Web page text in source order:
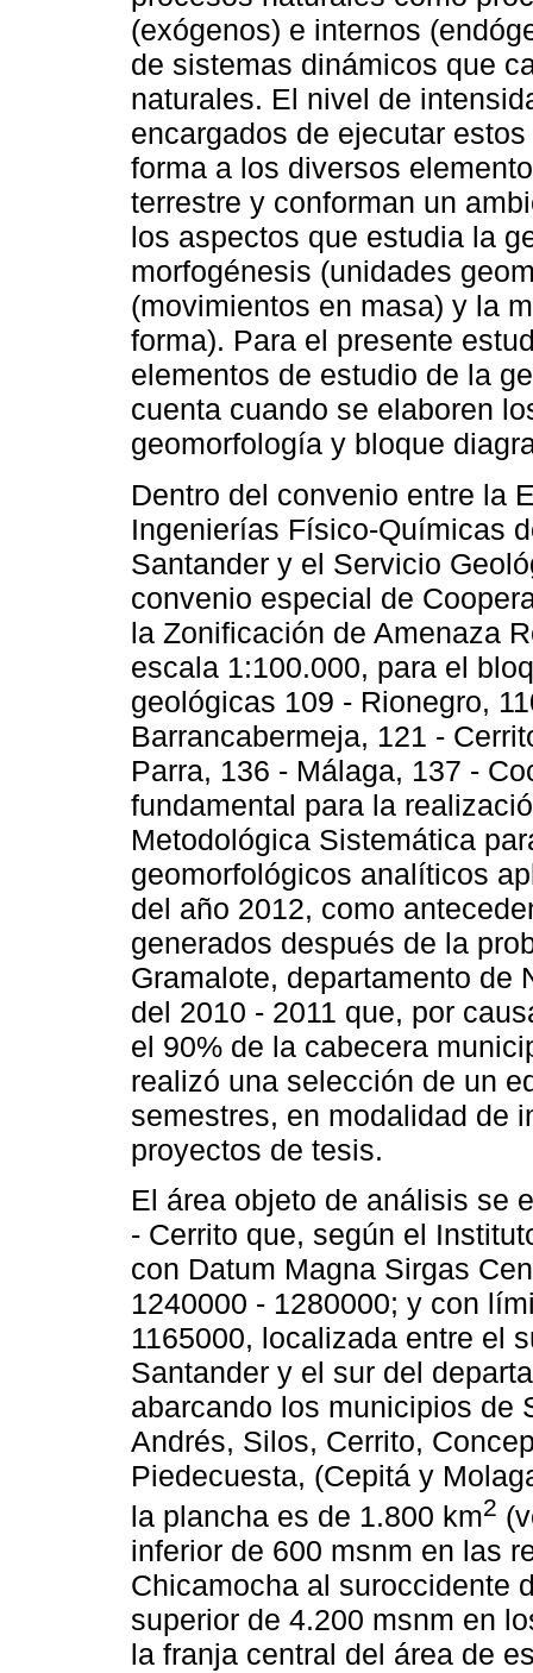
(exógenos) e internos
de sistemas dinámicos que
naturales. El nivel de
encargados de ejecutar
forma a los diversos
terrestre y conforman un
los aspectos que estudia la
morfogénesis (unidades
(movimientos en masa) y la
forma). Para el presente
elementos de estudio de la
cuenta cuando se elaboren
geomorfología y bloque
Dentro del convenio entre la
Ingenierías Físico-Químicas
Santander y el Servicio
convenio especial de
la Zonificación de Amenaza
escala 1:100.000, para el
geológicas 109 - Rionegro,
Barrancabermeja, 121 -
Parra, 136 - Málaga, 137 -
fundamental para la
Metodológica Sistemática
geomorfológicos analíticos
del año 2012, como
generados después de la
Gramalote, departamento de
del 2010 - 2011 que, por
el 90% de la cabecera
realizó una selección de un
semestres, en modalidad de
proyectos de tesis.
El área objeto de análisis se
- Cerrito que, según el
con Datum Magna Sirgas
1240000 - 1280000; y con
1165000, localizada entre el
Santander y el sur del
abarcando los municipios de
Andrés, Silos, Cerrito,
Piedecuesta, (Cepitá y
la plancha es de 1.800 km2
inferior de 600 msnm en las
Chicamocha al suroccidente
superior de 4.200 msnm en
la franja central del área de